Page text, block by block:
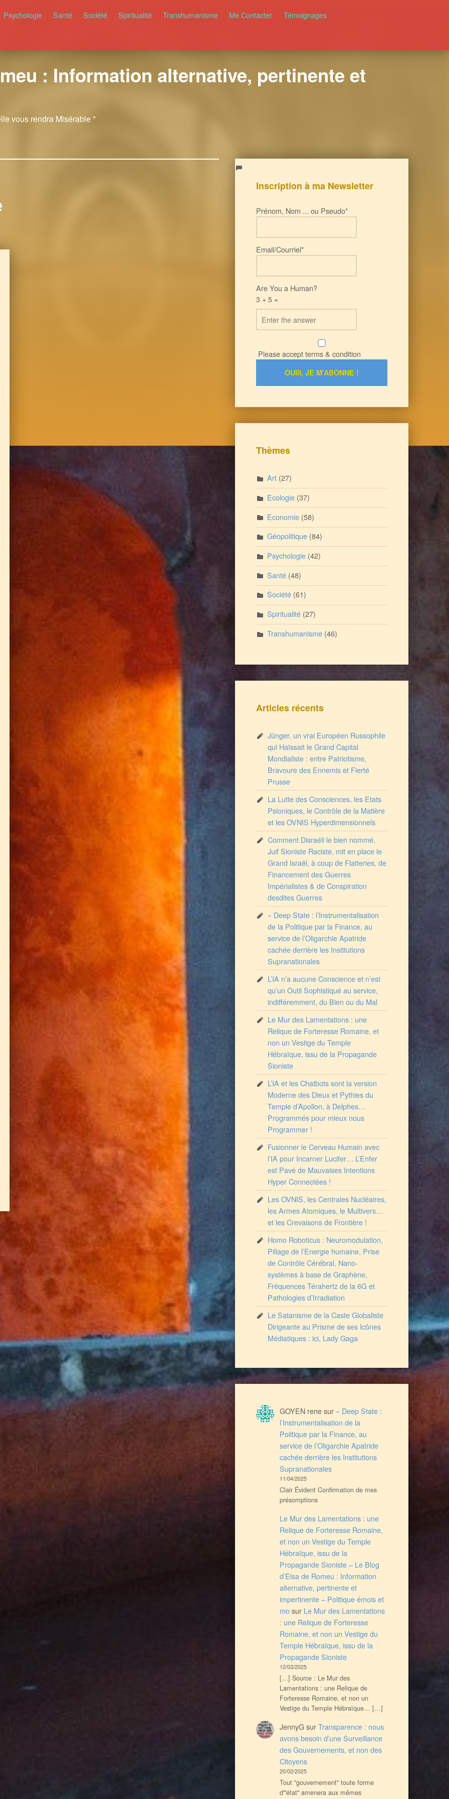
Psychologie Santé Société Spiritualité Transhumanisme Me Contacter Témoignages
: Information alternative, pertinente et
vous rendra Misérable "
Inscription à ma Newsletter
Prénom, Nom ... ou Pseudo*
Email/Courriel*
Are You a Human?
3 + 5 =
Please accept terms & condition
Thèmes
Art(27)
Ecologie(37)
Economie(58)
Géopolitique(84)
Psychologie(42)
Santé(48)
Société(61)
Spiritualité(27)
Transhumanisme(46)
Articles récents
Jünger, un vrai Européen Russophile
qui Haïssait le Grand Capital
Mondialiste : entre Patriotisme,
Bravoure des Ennemis et Fierté
Prusse
La Lutte des Consciences, les Etats
Psioniques, le Contrôle de la Matière
et les OVNIS Hyperdimensionnels
Comment Disraéli le bien nommé,
Juif Sioniste Raciste, mit en place le
Grand Israël, à coup de Flatteries, de
Financement des Guerres
Impérialistes & de Conspiration
desdites Guerres
« Deep State : l’Instrumentalisation
de la Politique par la Finance, au
service de l’Oligarchie Apatride
cachée derrière les Institutions
Supranationales
L’IA n’a aucune Conscience et n’est
qu’un Outil Sophistiqué au service,
indifféremment, du Bien ou du Mal
Le Mur des Lamentations : une
Relique de Forteresse Romaine, et
non un Vestige du Temple
Hébraïque, issu de la Propagande
Sioniste
L’IA et les Chatbots sont la version
Moderne des Dieux et Pythies du
Temple d’Apollon, à Delphes…
Programmés pour mieux nous
Programmer !
Fusionner le Cerveau Humain avec
l’IA pour Incarner Lucifer… L’Enfer
est Pavé de Mauvaises Intentions
Hyper Connectées !
Les OVNIS, les Centrales Nucléaires,
les Armes Atomiques, le Multivers…
et les Crevaisons de Frontière !
Homo Roboticus : Neuromodulation,
Pillage de l’Energie humaine, Prise
de Contrôle Cérébral, Nano-
systèmes à base de Graphène,
Fréquences Térahertz de la 6G et
Pathologies d’Irradiation
Le Satanisme de la Caste Globaliste
Dirigeante au Prisme de ses Icônes
Médiatiques : ici, Lady Gaga
GOYEN renesur « Deep State :
l’Instrumentalisation de la
Politique par la Finance, au
service de l’Oligarchie Apatride
cachée derrière les Institutions
Supranationales
11/04/2025
Clair Évident Confirmation de mes
présomptions
Le Mur des Lamentations : une
Relique de Forteresse Romaine,
et non un Vestige du Temple
Hébraïque, issu de la
Propagande Sioniste – Le Blog
d’Elsa de Romeu : Information
alternative, pertinente et
impertinente – Politique émois et
mosur Le Mur des Lamentations
: une Relique de Forteresse
Romaine, et non un Vestige du
Temple Hébraïque, issu de la
Propagande Sioniste
12/03/2025
[…] Source : Le Mur des
Lamentations : une Relique de
Forteresse Romaine, et non un
Vestige du Temple Hébraïque… […]
JennyGsurTransparence : nous
avons besoin d’une Surveillance
des Gouvernements, et non des
Citoyens
20/02/2025
Tout ''gouvernement'' toute forme
d'''état'' amenera aux mêmes